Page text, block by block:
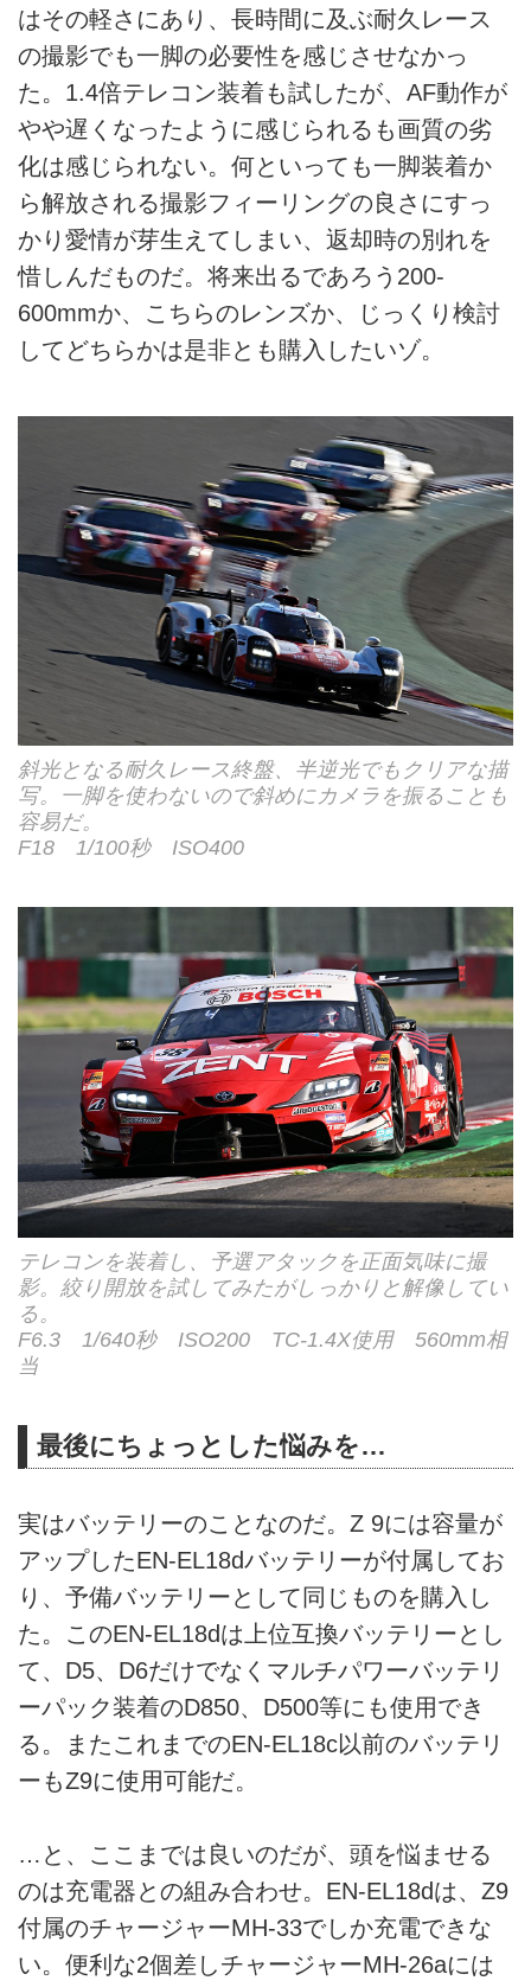
はその軽さにあり、長時間に及ぶ耐久レース
の撮影でも一脚の必要性を感じさせなかっ
た。1.4倍テレコン装着も試したが、AF動作が
やや遅くなったように感じられるも画質の劣
化は感じられない。何といっても一脚装着か
ら解放される撮影フィーリングの良さにすっ
かり愛情が芽生えてしまい、返却時の別れを
惜しんだものだ。将来出るであろう200-
600mmか、こちらのレンズか、じっくり検討
してどちらかは是非とも購入したいゾ。
斜光となる耐久レース終盤、半逆光でもクリアな描
写。一脚を使わないので斜めにカメラを振ることも
容易だ。
F18 1/100秒 ISO400
テレコンを装着し、予選アタックを正面気味に撮
影。絞り開放を試してみたがしっかりと解像してい
る。
F6.3 1/640秒 ISO200 TC-1.4X使用 560mm相
当
最後にちょっとした悩みを…
実はバッテリーのことなのだ。Z 9には容量が
アップしたEN-EL18dバッテリーが付属してお
り、予備バッテリーとして同じものを購入し
た。このEN-EL18dは上位互換バッテリーとし
て、D5、D6だけでなくマルチパワーバッテリ
ーパック装着のD850、D500等にも使用でき
る。またこれまでのEN-EL18c以前のバッテリ
ーもZ9に使用可能だ。
…と、ここまでは良いのだが、頭を悩ませる
のは充電器との組み合わせ。EN-EL18dは、Z9
付属のチャージャーMH-33でしか充電できな
い。便利な2個差しチャージャーMH-26aには